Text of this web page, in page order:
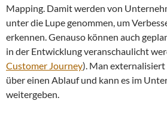
Mapping. Damit werden von
unter die Lupe genommen, um
erkennen. Genauso können auch
in der Entwicklung veranschaulicht
Customer Journey). Man
über einen Ablauf und kann es im
weitergeben.